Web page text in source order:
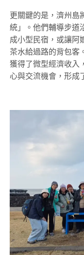
更關鍵的是，濟州島
統」。他們輔導步道
成小型民宿，或讓阿
茶水給過路的背包客
獲得了微型經濟收入
心與交流機會，形成